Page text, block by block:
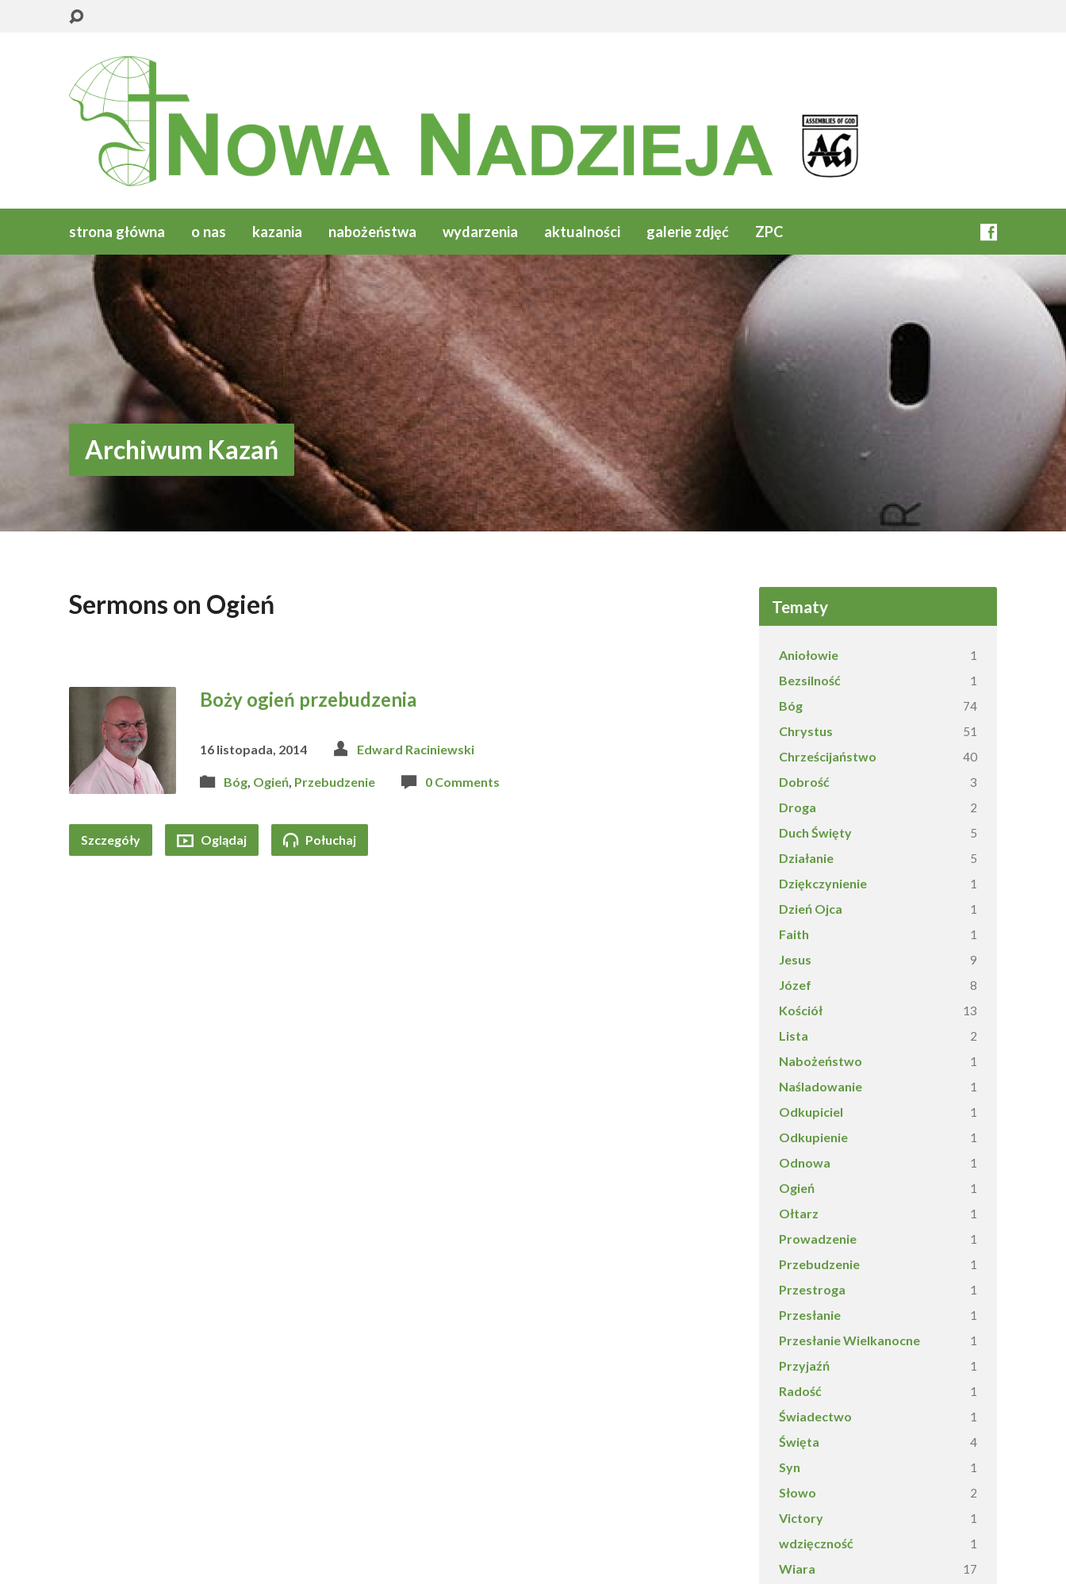
strona główna o nas kazania nabożeństwa wydarzenia aktualności galerie zdjęć ZPC
Archiwum Kazań
Sermons on Ogień
Boży ogień przebudzenia
16 listopada, 2014 Edward Raciniewski
Bóg, Ogień, Przebudzenie 0 Comments
Szczegóły Oglądaj Połuchaj
Tematy
Aniołowie 1
Bezsilność 1
Bóg 74
Chrystus 51
Chrześcijaństwo 40
Dobrość 3
Droga 2
Duch Święty 5
Działanie 5
Dziękczynienie 1
Dzień Ojca 1
Faith 1
Jesus 9
Józef 8
Kościół 13
Lista 2
Nabożeństwo 1
Naśladowanie 1
Odkupiciel 1
Odkupienie 1
Odnowa 1
Ogień 1
Ołtarz 1
Prowadzenie 1
Przebudzenie 1
Przestroga 1
Przesłanie 1
Przesłanie Wielkanocne 1
Przyjaźń 1
Radość 1
Świadectwo 1
Święta 4
Syn 1
Słowo 2
Victory 1
wdzięczność 1
Wiara 17